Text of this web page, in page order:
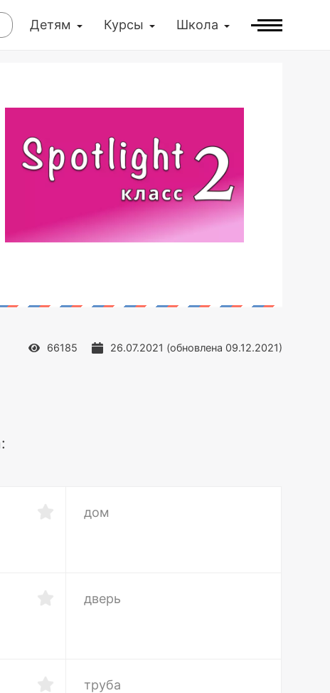
Детям Курсы Школа
66185 26.07.2021 (обновлена 09.12.2021)
дом
дверь
труба